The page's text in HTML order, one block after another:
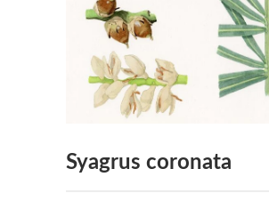
Syagrus coronata